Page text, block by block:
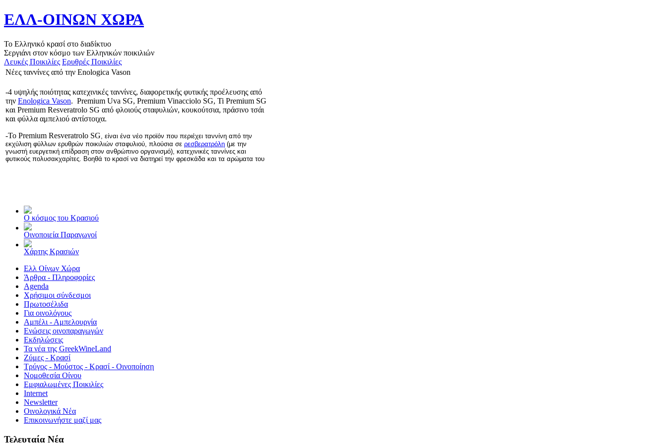
ΕΛΛ-ΟΙΝΩΝ ΧΩΡΑ
Το Ελληνικό κρασί στο διαδίκτυο
Σεργιάνι στον κόσμο των Ελληνικών ποικιλιών
Λευκές Ποικιλίες Ερυθρές Ποικιλίες
Νέες ταννίνες από την Enologica Vason
-4 υψηλής ποιότητας κατεχινικές ταννίνες, διαφορετικής φυτικής προέλευσης από
την Enologica Vason. Premium Uva SG, Premium Vinacciolo SG, Ti Premium SG
και Premium Resveratrolo SG από φλοιούς σταφυλιών, κουκούτσια, πράσινο τσάι
και φύλλα αμπελιού αντίστοιχα.
-Το Premium Resveratrolo SG , είναι ένα νέο προϊόν που περιέχει ταννίνη από την
εκχύλιση φύλλων ερυθρών ποικιλιών σταφυλιού, πλούσια σε ρεσβερατρόλη (με την
γνωστή ευεργετική επίδραση στον ανθρώπινο οργανισμό), κατεχινικές ταννίνες και
φυτικούς πολυσακχαρίτες. Βοηθά το κρασί να διατηρεί την φρεσκάδα και τα αρώματα του
Ο κόσμος του Κρασιού
Οινοποιεία Παραγωγοί
Χάρτης Κρασιών
Ελλ Οίνων Χώρα
Άρθρα - Πληροφορίες
Agenda
Χρήσιμοι σύνδεσμοι
Πρωτοσέλιδα
Για οινολόγους
Αμπέλι - Αμπελουργία
Ενώσεις οινοπαραγωγών
Εκδηλώσεις
Τα νέα της GreekWineLand
Ζύμες - Κρασί
Τρύγος - Μούστος - Κρασί - Οινοποίηση
Νομοθεσία Οίνου
Εμφιαλωμένες Ποικιλίες
Internet
Newsletter
Οινολογικά Νέα
Επικοινωνήστε μαζί μας
Τελευταία Νέα